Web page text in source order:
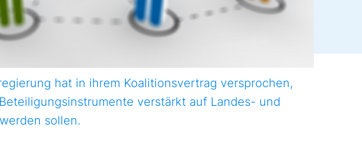
hat in ihrem Koalitionsvertrag versprochen,
verstärkt auf Landes- und
sollen.